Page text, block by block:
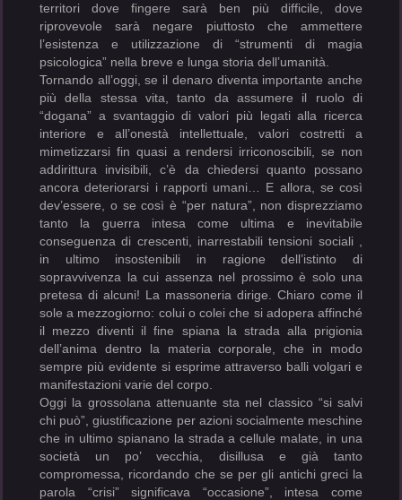
territori dove fingere sarà ben più difficile, dove
riprovevole sarà negare piuttosto che ammettere
l’esistenza e utilizzazione di “strumenti di magia
psicologica” nella breve e lunga storia dell’umanità.
Tornando all’oggi, se il denaro diventa importante anche
più della stessa vita, tanto da assumere il ruolo di
“dogana” a svantaggio di valori più legati alla ricerca
interiore e all’onestà intellettuale, valori costretti a
mimetizzarsi fin quasi a rendersi irriconoscibili, se non
addirittura invisibili, c’è da chiedersi quanto possano
ancora deteriorarsi i rapporti umani… E allora, se così
dev’essere, o se così è “per natura”, non disprezziamo
tanto la guerra intesa come ultima e inevitabile
conseguenza di crescenti, inarrestabili tensioni sociali ,
in ultimo insostenibili in ragione dell’istinto di
sopravvivenza la cui assenza nel prossimo è solo una
pretesa di alcuni! La massoneria dirige. Chiaro come il
sole a mezzogiorno: colui o colei che si adopera affinché
il mezzo diventi il fine spiana la strada alla prigionia
dell’anima dentro la materia corporale, che in modo
sempre più evidente si esprime attraverso balli volgari e
manifestazioni varie del corpo.
Oggi la grossolana attenuante sta nel classico “si salvi
chi può”, giustificazione per azioni socialmente meschine
che in ultimo spianano la strada a cellule malate, in una
società un po’ vecchia, disillusa e già tanto
compromessa, ricordando che se per gli antichi greci la
parola “crisi” significava “occasione”, intesa come